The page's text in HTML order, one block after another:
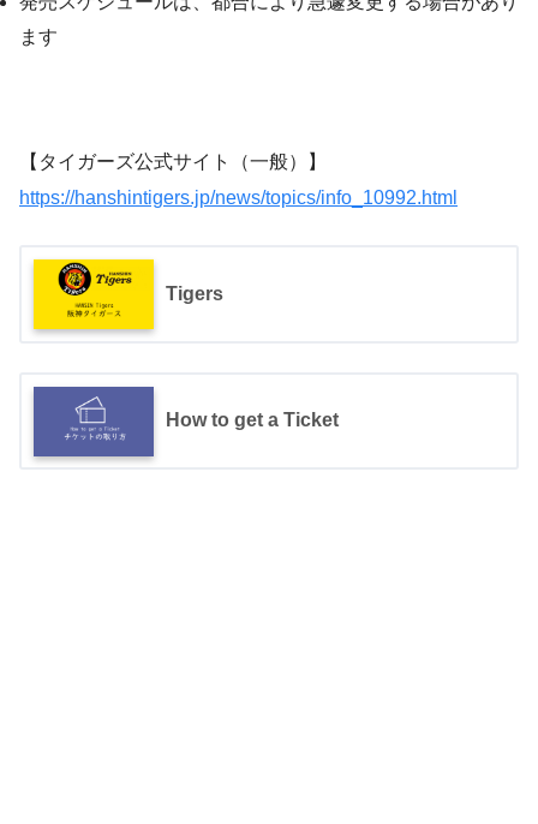
ます
【タイガーズ公式サイト（一般）】
https://hanshintigers.jp/news/topics/info_10992.html
Tigers
How to get a Ticket